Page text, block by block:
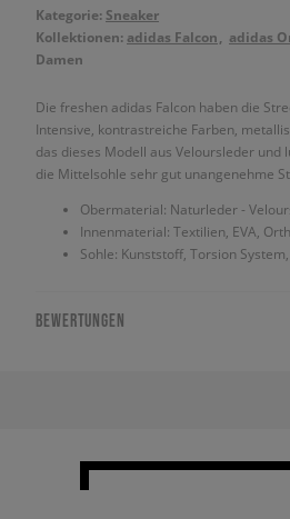
Kategorie: Sneaker
Kollektionen: adidas Falcon adidas
Damen
Die freshen adidas Falcon haben die
Intensive, kontrastreiche Farben,
das dieses Modell aus Veloursleder
die Mittelsohle sehr gut unangenehme
Obermaterial: Naturleder -
Innenmaterial: Textilien, EVA,
Sohle: Kunststoff, Torsion System,
BEWERTUNGEN